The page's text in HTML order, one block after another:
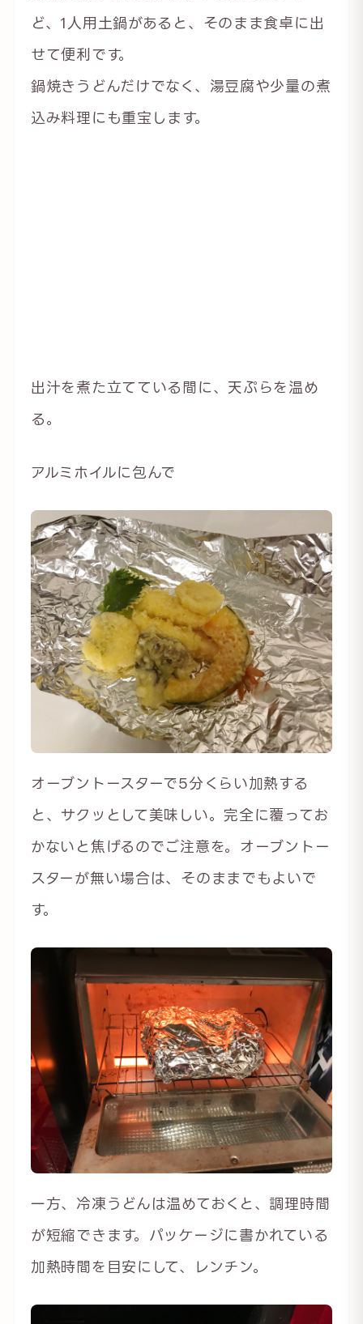
ど、1人用土鍋があると、そのまま食卓に出
せて便利です。
鍋焼きうどんだけでなく、湯豆腐や少量の煮
込み料理にも重宝します。
出汁を煮た立てている間に、天ぷらを温め
る。
アルミホイルに包んで
オーブントースターで5分くらい加熱する
と、サクッとして美味しい。完全に覆ってお
かないと焦げるのでご注意を。オーブントー
スターが無い場合は、そのままでもよいで
す。
一方、冷凍うどんは温めておくと、調理時間
が短縮できます。パッケージに書かれている
加熱時間を目安にして、レンチン。